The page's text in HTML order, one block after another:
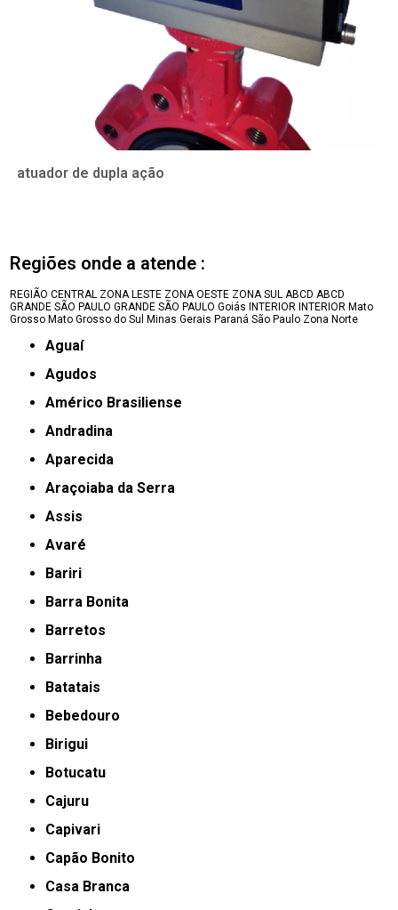
atuador de dupla ação
Regiões onde a atende :
REGIÃO CENTRAL ZONA LESTE ZONA OESTE ZONA SUL ABCD ABCD
GRANDE SÃO PAULO GRANDE SÃO PAULO Goiás INTERIOR INTERIOR Mato
Grosso Mato Grosso do Sul Minas Gerais Paraná São Paulo Zona Norte
Aguaí
Agudos
Américo Brasiliense
Andradina
Aparecida
Araçoiaba da Serra
Assis
Avaré
Bariri
Barra Bonita
Barretos
Barrinha
Batatais
Bebedouro
Birigui
Botucatu
Cajuru
Capivari
Capão Bonito
Casa Branca